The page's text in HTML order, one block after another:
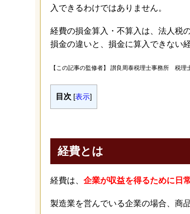
入できるわけではありません。
経費の損金算入・不算入は、法人税
損金の違いと、損金に算入できない
【この記事の監修者】 讃良周泰税理士事務所 税
目次 [表示]
経費とは
経費は、 企業が収益を得るために日
製造業を営んでいる企業の場合、商